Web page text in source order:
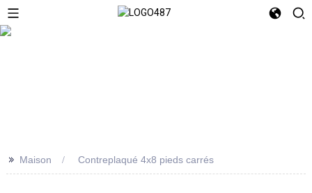
>> Maison Contreplaqué 4x8 pieds carrés